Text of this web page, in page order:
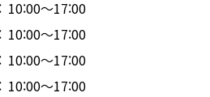
10:00～17:00
10:00～17:00
10:00～17:00
10:00～17:00